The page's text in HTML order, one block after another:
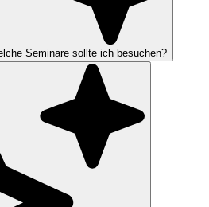
Seminare sollte ich besuchen?